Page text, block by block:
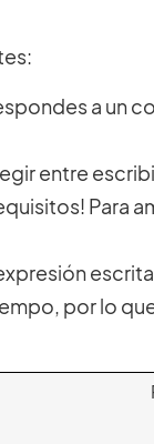
a un
entre
Para
por lo